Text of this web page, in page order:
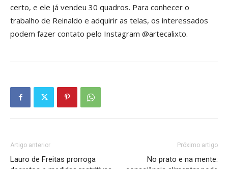
certo, e ele já vendeu 30 quadros. Para conhecer o
trabalho de Reinaldo e adquirir as telas, os interessados
podem fazer contato pelo Instagram @artecalixto.
Artigo anterior
Lauro de Freitas prorroga
Próximo artigo
No prato e na mente: